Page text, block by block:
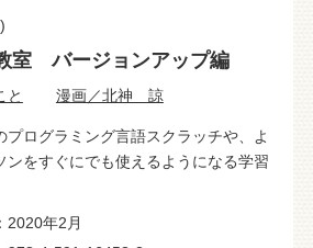
室 バージョンアップ編
と 漫画／北神 諒
プログラミング言語スクラッチや、よ
ンをすぐにでも使えるようになる学習
2020年2月